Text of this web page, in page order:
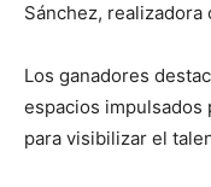
Sánchez,
Los ganadores
espacios impulsados
para visibilizar el